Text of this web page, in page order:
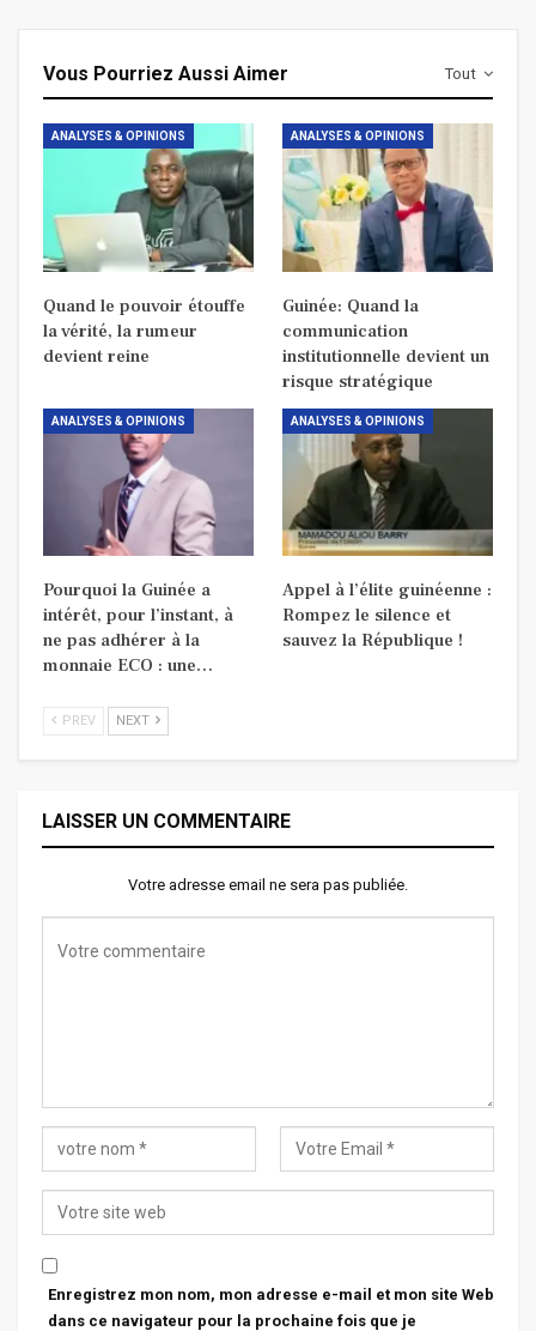
Tout
Vous Pourriez Aussi Aimer
ANALYSES & OPINIONS
Quand le pouvoir étouffe
la vérité, la rumeur
devient reine
ANALYSES & OPINIONS
Guinée: Quand la
communication
institutionnelle devient un
risque stratégique
ANALYSES & OPINIONS
Pourquoi la Guinée a
intérêt, pour l’instant, à
ne pas adhérer à la
monnaie ECO : une…
ANALYSES & OPINIONS
Appel à l’élite guinéenne :
Rompez le silence et
sauvez la République !
PREV NEXT
LAISSER UN COMMENTAIRE
Votre adresse email ne sera pas publiée.
Enregistrez mon nom, mon adresse e-mail et mon site Web
dans ce navigateur pour la prochaine fois que je